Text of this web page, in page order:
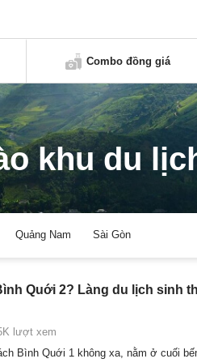
Combo đồng giá
khu du
Quảng Nam Sài Gòn
Quới 2? Làng du lịch sinh
lượt xem
Bình Quới 1 không xa, nằm ở cuối